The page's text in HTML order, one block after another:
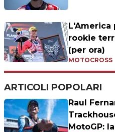
L'America
rookie
(per ora)
MOTOCROSS
ARTICOLI POPOLARI
Raul
MotoGP: